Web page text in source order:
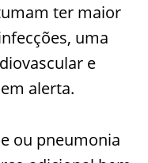
ter maior
uma
e
alerta.
ou pneumonia